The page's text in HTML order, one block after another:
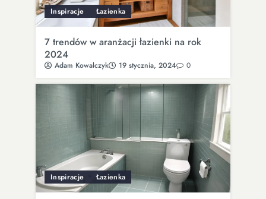
Inspiracje Łazienka
7 trendów w aranżacji łazienki na rok
2024
Adam Kowalczyk 19 stycznia, 2024 0
Inspiracje Łazienka